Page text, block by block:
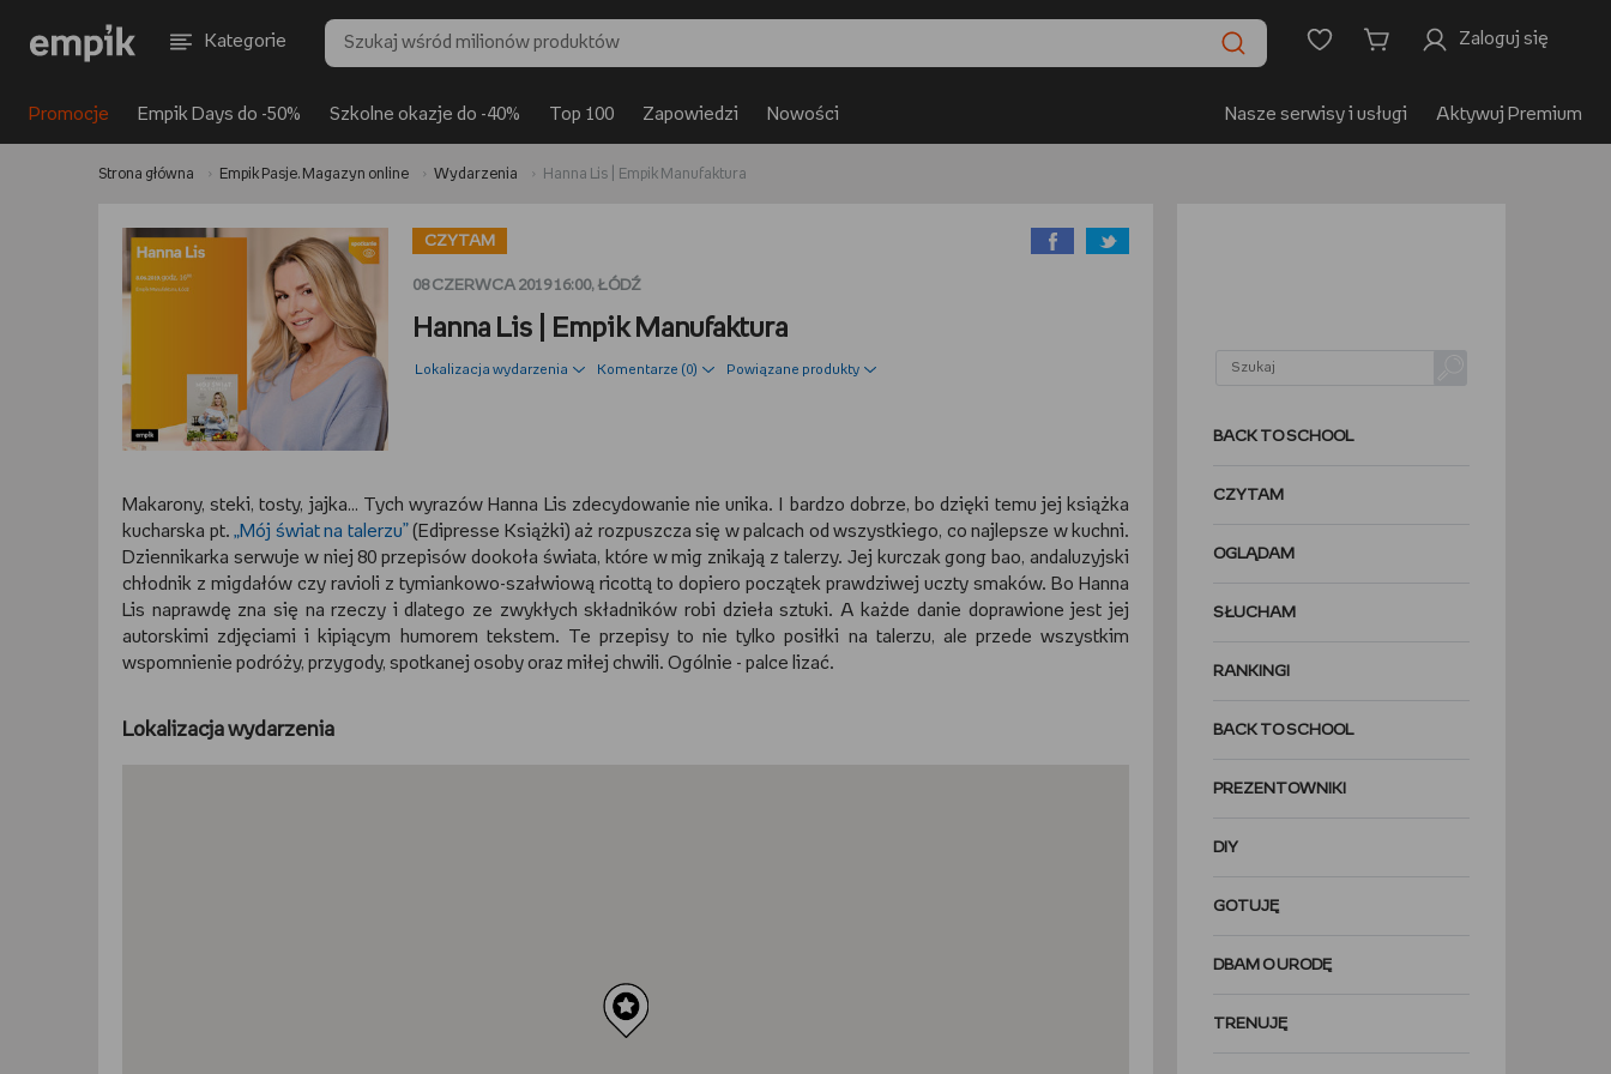
Kategorie Zaloguj się
Promocje Empik Days do -50% Szkolne okazje do -40% Top 100 Zapowiedzi Nowości Nasze serwisy i usługi Aktywuj Premium
Strona główna Empik Pasje. Magazyn online Wydarzenia Hanna Lis | Empik Manufaktura
CZYTAM
08 CZERWCA 2019 16:00, ŁÓDŹ
Hanna Lis | Empik Manufaktura
Lokalizacja wydarzenia Komentarze (0) Powiązane produkty
Makarony, steki, tosty, jajka… Tych wyrazów Hanna Lis zdecydowanie nie unika. I bardzo dobrze, bo dzięki temu jej książka
kucharska pt. „Mój świat na talerzu” (Edipresse Książki) aż rozpuszcza się w palcach od wszystkiego, co najlepsze w kuchni.
Dziennikarka serwuje w niej 80 przepisów dookoła świata, które w mig znikają z talerzy. Jej kurczak gong bao, andaluzyjski
chłodnik z migdałów czy ravioli z tymiankowo-szałwiową ricottą to dopiero początek prawdziwej uczty smaków. Bo Hanna
Lis naprawdę zna się na rzeczy i dlatego ze zwykłych składników robi dzieła sztuki. A każde danie doprawione jest jej
autorskimi zdjęciami i kipiącym humorem tekstem. Te przepisy to nie tylko posiłki na talerzu, ale przede wszystkim
wspomnienie podróży, przygody, spotkanej osoby oraz miłej chwili. Ogólnie - palce lizać.
Lokalizacja wydarzenia
BACK TO SCHOOL
CZYTAM
OGLĄDAM
SŁUCHAM
RANKINGI
BACK TO SCHOOL
PREZENTOWNIKI
DIY
GOTUJĘ
DBAM O URODĘ
TRENUJĘ